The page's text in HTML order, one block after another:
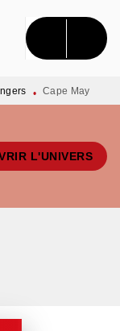
• Cape May
L'UNIVERS